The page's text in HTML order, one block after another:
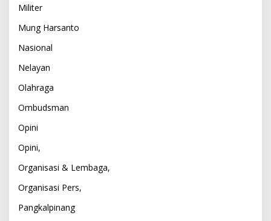
Militer
Mung Harsanto
Nasional
Nelayan
Olahraga
Ombudsman
Opini
Opini,
Organisasi & Lembaga,
Organisasi Pers,
Pangkalpinang